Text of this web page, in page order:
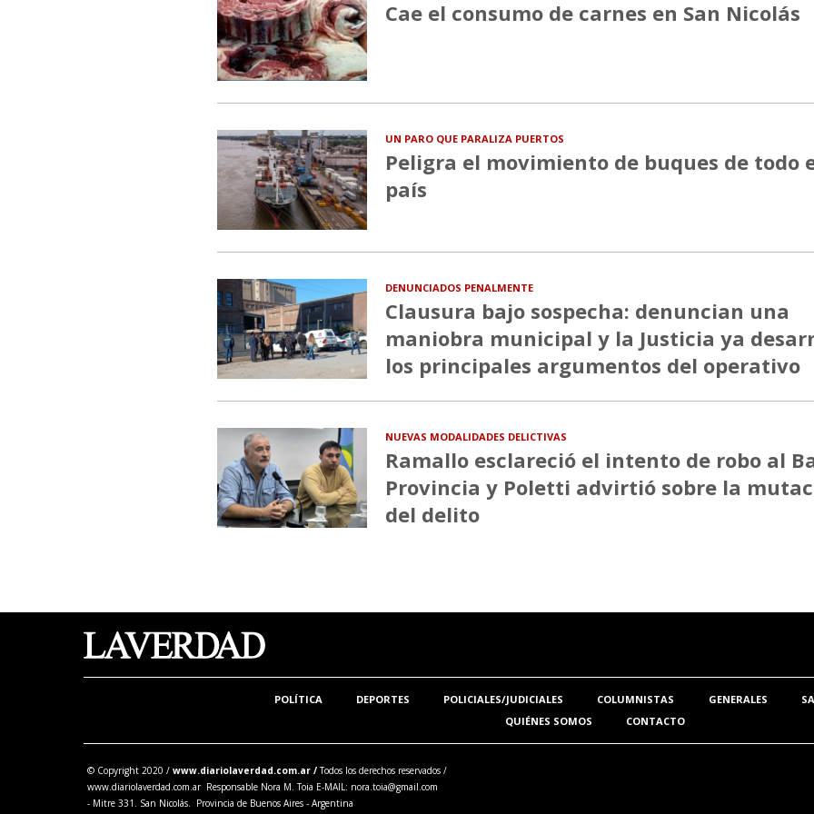
Cae el consumo de carnes en San Nicolás
UN PARO QUE PARALIZA PUERTOS
Peligra el movimiento de buques de todo
país
DENUNCIADOS PENALMENTE
Clausura bajo sospecha: denuncian una
maniobra municipal y la Justicia ya
los principales argumentos del operativo
NUEVAS MODALIDADES DELICTIVAS
Ramallo esclareció el intento de robo al
Provincia y Poletti advirtió sobre la
del delito
POLÍTICA DEPORTES POLICIALES/JUDICIALES COLUMNISTAS GENERALES
QUIÉNES SOMOS
CONTACTO
© Copyright 2020 / www.diariolaverdad.com.ar /Todos los derechos reservados /
www.diariolaverdad.com.ar Responsable Nora M. Toia E-MAIL: nora.toia@gmail.com
- Mitre 331. San Nicolás. Provincia de Buenos Aires - Argentina